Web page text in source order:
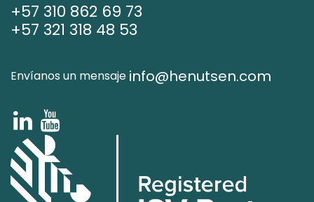
+57 310 862 69 73
+57 321 318 48 53
Envíanos un mensaje info@henutsen.com